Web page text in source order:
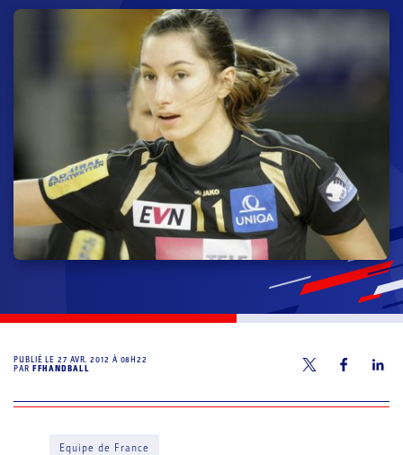
PUBLIÉ LE27 AVR. 2012 À 08H22
PAR FFHANDBALL
Equipe de France